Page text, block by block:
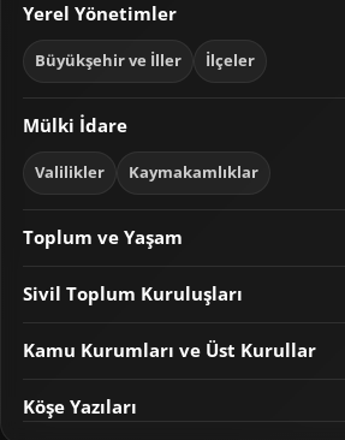
Yerel Yönetimler
Büyükşehir ve İller İlçeler
Mülki İdare
Valilikler Kaymakamlıklar
Toplum ve Yaşam
Sivil Toplum Kuruluşları
Kamu Kurumları ve Üst Kurullar
Köşe Yazıları